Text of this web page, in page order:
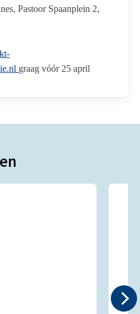
Spaanplein 2,
graag vóór 25 april